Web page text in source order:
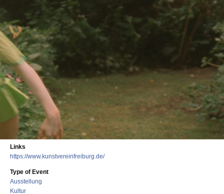
Links
https://www.kunstvereinfreiburg.de/
Type of Event
Ausstellung
Kultur